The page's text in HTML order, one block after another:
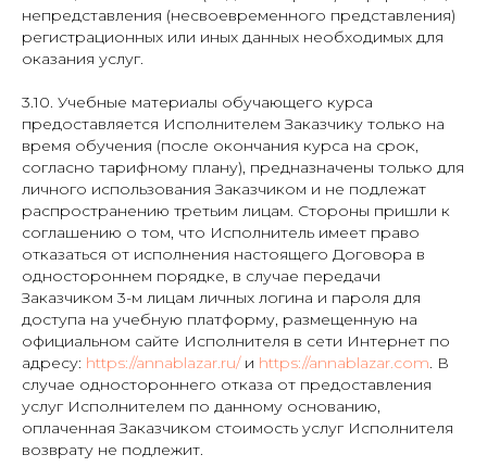
непредставления (несвоевременного представления)
регистрационных или иных данных необходимых для
оказания услуг.
3.10. Учебные материалы обучающего курса
предоставляется Исполнителем Заказчику только на
время обучения (после окончания курса на срок,
согласно тарифному плану), предназначены только для
личного использования Заказчиком и не подлежат
распространению третьим лицам. Стороны пришли к
соглашению о том, что Исполнитель имеет право
отказаться от исполнения настоящего Договора в
одностороннем порядке, в случае передачи
Заказчиком 3-м лицам личных логина и пароля для
доступа на учебную платформу, размещенную на
официальном сайте Исполнителя в сети Интернет по
адресу: https://annablazar.ru/и https://annablazar.com. В
случае одностороннего отказа от предоставления
услуг Исполнителем по данному основанию,
оплаченная Заказчиком стоимость услуг Исполнителя
возврату не подлежит.